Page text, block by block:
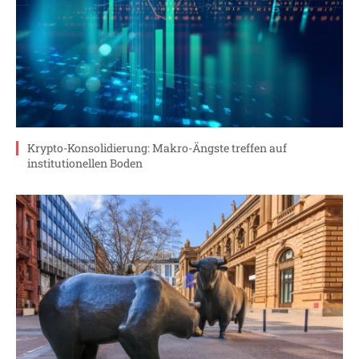
Krypto-Konsolidierung: Makro-Ängste treffen auf
institutionellen Boden